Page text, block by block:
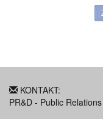
KONTAKT:
PR&D - Public